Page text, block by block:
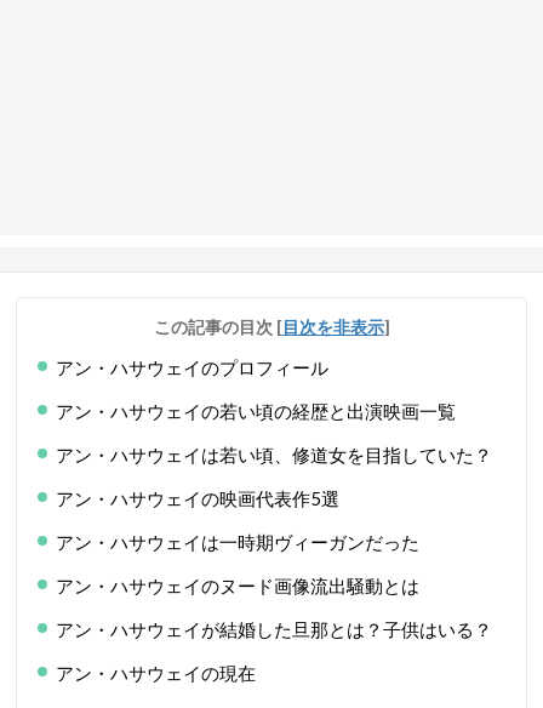
この記事の目次 [目次を非表示]
アン・ハサウェイのプロフィール
アン・ハサウェイの若い頃の経歴と出演映画一覧
アン・ハサウェイは若い頃、修道女を目指していた？
アン・ハサウェイの映画代表作5選
アン・ハサウェイは一時期ヴィーガンだった
アン・ハサウェイのヌード画像流出騒動とは
アン・ハサウェイが結婚した旦那とは？子供はいる？
アン・ハサウェイの現在